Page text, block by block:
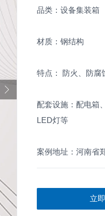
品类：设备集
材质：钢结构
特点： 防火、防
配套设施：配电
LED灯等
案例地址：河南省
立